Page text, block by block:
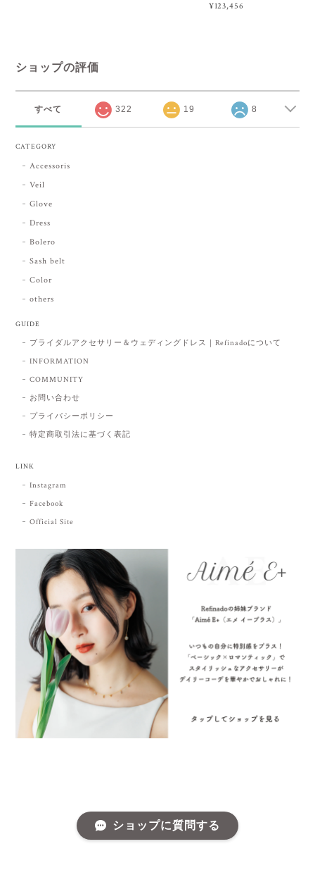
¥123,456
ショップの評価
すべて 322 19 8
CATEGORY
Accessoris
Veil
Glove
Dress
Bolero
Sash belt
Color
others
GUIDE
ブライダルアクセサリー＆ウェディングドレス｜Refinadoについて
INFORMATION
COMMUNITY
お問い合わせ
プライバシーポリシー
特定商取引法に基づく表記
LINK
Instagram
Facebook
Official Site
ショップに質問する